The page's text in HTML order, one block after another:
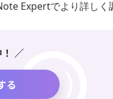
Expertでより詳しく